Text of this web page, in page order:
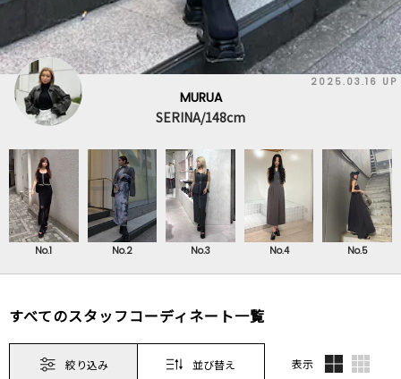
2025.03.16 UP
MURUA
SERINA/148cm
No.1 No.2 No.3 No.4 No.5
すべてのスタッフコーディネート一覧
絞り込み 並び替え 表示